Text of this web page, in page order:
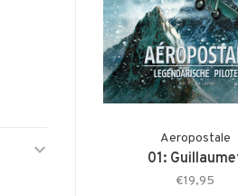
Aeropostale
01:
€19,95